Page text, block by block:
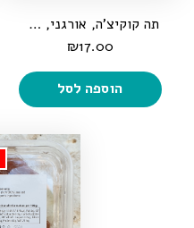
תה קוקיצ'ה, אורגני, 100 גרם
₪17.00
הוספה לסל